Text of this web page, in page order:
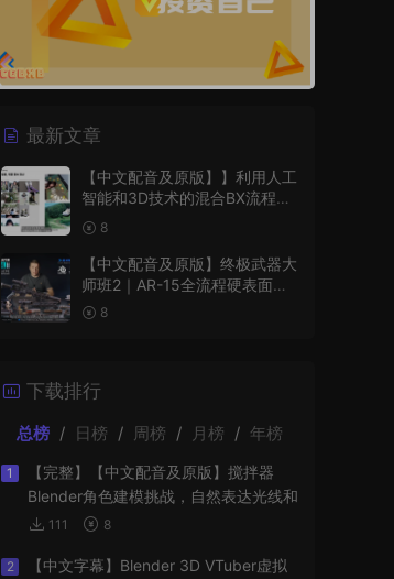
最新文章
【中文配音及原版】】利用人工
智能和3D技术的混合BX流程和
品牌艺术设计
8
【中文配音及原版】终极武器大
师班2｜AR-15全流程硬表面王
者课（中文语音版+中文字幕版
8
下载排行
总榜 / 日榜 / 周榜 / 月榜 / 年榜
1
【完整】【中文配音及原版】搅拌器
Blender角色建模挑战，自然表达光线和
阴影111 8
2
【中文字幕】Blender 3D VTuber虚拟